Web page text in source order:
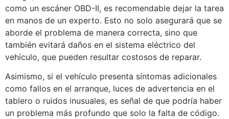
como un escáner OBD-II, es recomendable dejar la tarea
en manos de un experto. Esto no solo asegurará que se
aborde el problema de manera correcta, sino que
también evitará daños en el sistema eléctrico del
vehículo, que pueden resultar costosos de reparar.
Asimismo, si el vehículo presenta síntomas adicionales
como fallos en el arranque, luces de advertencia en el
tablero o ruidos inusuales, es señal de que podría haber
un problema más profundo que solo la falta de código.